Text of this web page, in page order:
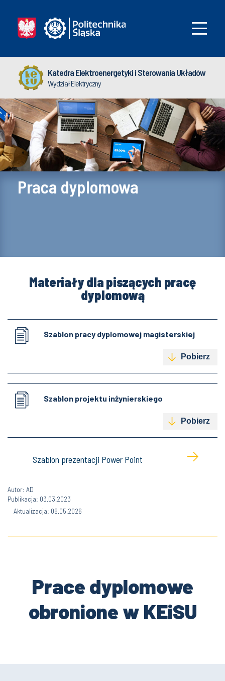
Katedra Elektroenergetyki i Sterowania Układów
Wydział Elektryczny
Praca dyplomowa
Materiały dla piszących pracę
dyplomową
Szablon pracy dyplomowej magisterskiej
Pobierz
Szablon projektu inżynierskiego
Pobierz
Szablon prezentacji Power Point
Autor: AD
Publikacja: 03.03.2023
Aktualizacja: 06.05.2026
Prace dyplomowe
obronione w KEiSU